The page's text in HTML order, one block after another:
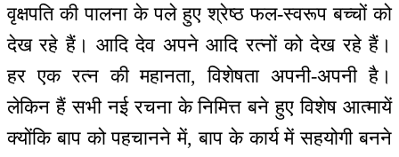
वृक्षपति की पालना के पले हुए श्रेष्ठ फल-स्वरूप बच्चों को
देख रहे हैं। आदि देव अपने आदि रत्नों को देख रहे हैं।
हर एक रत्न की महानता, विशेषता अपनी-अपनी है।
लेकिन हैं सभी नई रचना के निमित्त बने हुए विशेष आत्मायें
क्योंकि बाप को पहचानने में, बाप के कार्य में सहयोगी बनने